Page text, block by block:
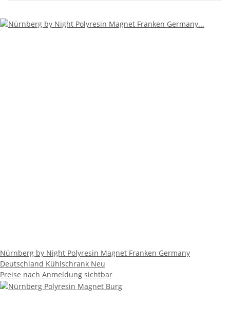
Nürnberg by Night Polyresin Magnet Franken Germany
Deutschland Kühlschrank Neu
Preise nach Anmeldung sichtbar